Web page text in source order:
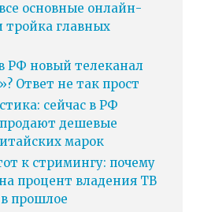
основные онлайн-
тройка главных
РФ новый телеканал
Ответ не так прост
сейчас в РФ
дешевые
марок
к стримингу: почему
процент владения ТВ
прошлое